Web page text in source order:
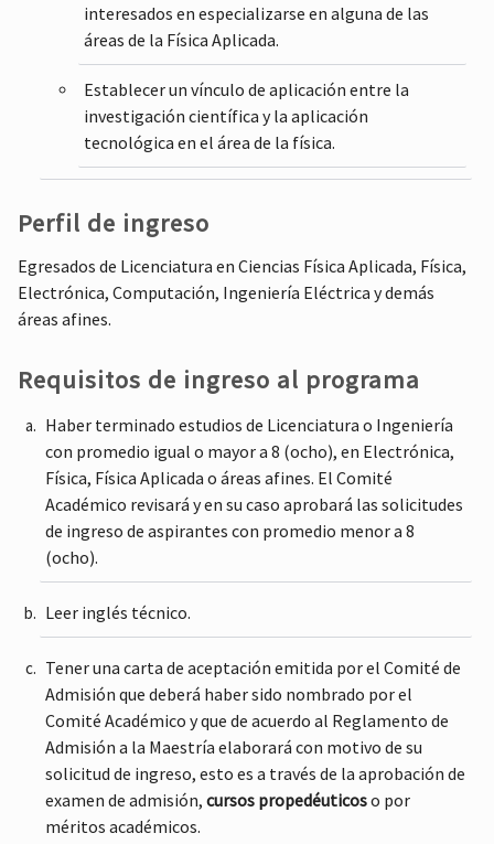
interesados en especializarse en alguna de las
áreas de la Física Aplicada.
Establecer un vínculo de aplicación entre la
investigación científica y la aplicación
tecnológica en el área de la física.
Perfil de ingreso
Egresados de Licenciatura en Ciencias Física Aplicada, Física,
Electrónica, Computación, Ingeniería Eléctrica y demás
áreas afines.
Requisitos de ingreso al programa
Haber terminado estudios de Licenciatura o Ingeniería
con promedio igual o mayor a 8 (ocho), en Electrónica,
Física, Física Aplicada o áreas afines. El Comité
Académico revisará y en su caso aprobará las solicitudes
de ingreso de aspirantes con promedio menor a 8
(ocho).
Leer inglés técnico.
Tener una carta de aceptación emitida por el Comité de
Admisión que deberá haber sido nombrado por el
Comité Académico y que de acuerdo al Reglamento de
Admisión a la Maestría elaborará con motivo de su
solicitud de ingreso, esto es a través de la aprobación de
examen de admisión,cursos propedéuticoso por
méritos académicos.